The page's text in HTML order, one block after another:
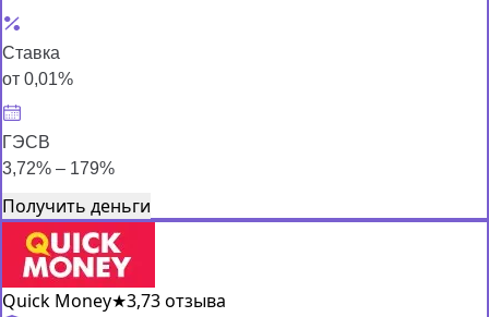
Ставка
от 0,01%
ГЭСВ
3,72% – 179%
Получить деньги
Quick Money★3,73 отзыва